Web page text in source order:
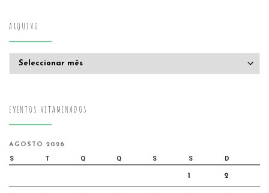
ARQUIVO
EVENTOS VITAMINADOS
AGOSTO 2026
S T Q Q S S D
1 2